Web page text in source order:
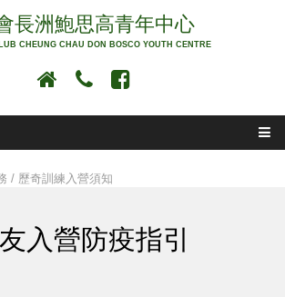
長洲鮑思高青年中心
CHEUNG CHAU DON BOSCO YOUTH CENTRE
/ 歷奇訓練入營須知
入營防疫指引